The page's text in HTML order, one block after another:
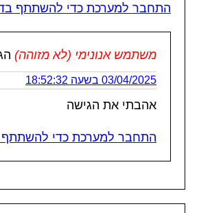
התחבר למערכת כדי להשתתף
משתמש אנונימי (לא מזוהה)
03/04/2025 בשעה 18:52:32
אהבתי את הגישה
התחבר למערכת כדי להשתתף